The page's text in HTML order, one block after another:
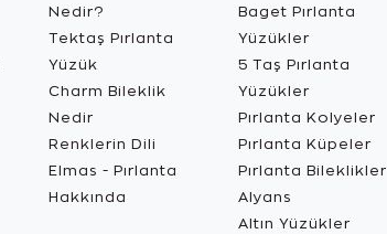
Nedir?
Tektaş Pırlanta
Yüzük
Charm Bileklik
Nedir
Renklerin Dili
Elmas - Pırlanta
Hakkında
Baget Pırlanta
Yüzükler
5 Taş Pırlanta
Yüzükler
Pırlanta Kolyeler
Pırlanta Küpeler
Pırlanta Bileklikler
Alyans
Altın Yüzükler